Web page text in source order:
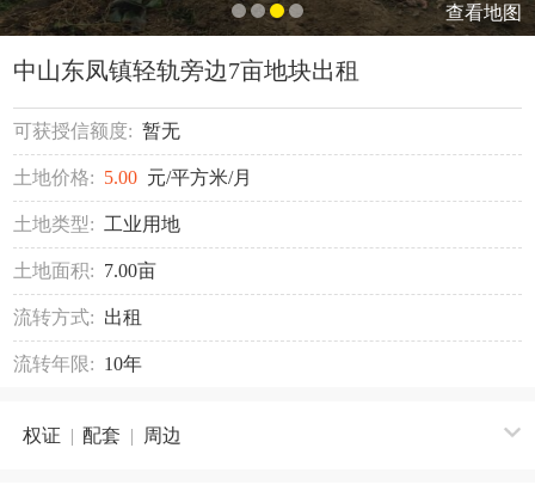
查看地图
中山东凤镇轻轨旁边7亩地块出租
可获授信额度: 暂无
土地价格: 5.00 元/平方米/月
土地类型: 工业用地
土地面积: 7.00亩
流转方式: 出租
流转年限: 10年
权证 | 配套 | 周边